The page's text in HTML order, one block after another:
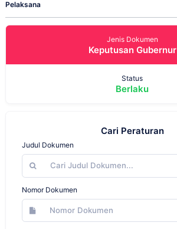
Pelaksana
Jenis Dokumen
Keputusan Gubernur
Status
Berlaku
Cari Peraturan
Judul Dokumen
Nomor Dokumen